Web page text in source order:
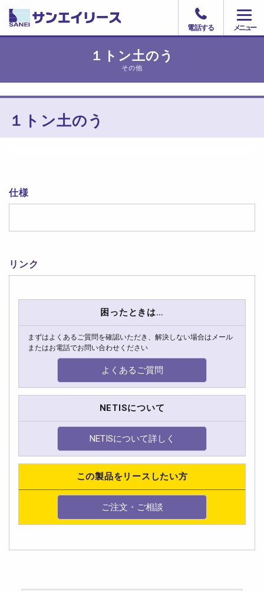
電話する
１トン土のう
その他
１トン土のう
仕様
リンク
困ったときは…
まずはよくあるご質問を確認いただき、解決しない場合はメール
またはお電話でお問い合わせください
よくあるご質問
NETISについて
NETISについて詳しく
この製品をリースしたい方
ご注文・ご相談